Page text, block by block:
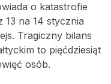
o katastrofie
na 14 stycznia
Tragiczny bilans
to pięćdziesiąt
osób.